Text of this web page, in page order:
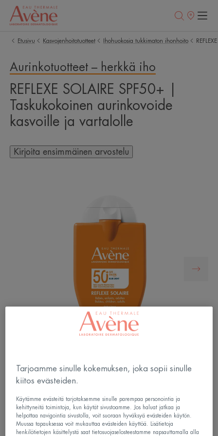
Myyntipisteet
Etusivu Kasvojenhoitotuotteet Ihohuokosia tukkimaton ihonhoito
Aurinkotuotteet – herkkä iho
REFLEXE SOLAIRE SPF50+ |
Taskukokoinen aurinkovoide
kasvoille ja vartalolle
Kirjoita ensimmäinen arvostelu
Erittäin korkea SPF50+ suoja UVA- ja UVB-säteitä
sekä auringon sinivaloa vastaan. Sopii herkimmälle
iholle, kasvoille ja vartalolle. Taskukokoinen.
Sopii lasten, vauvojen ja aikuisten herkälle iholle.
Tarjoamme sinulle kokemuksen, joka sopii sinulle
kiitos evästeiden.
Käytämme evästeitä tarjotaksemme sinulle parempaa personointia ja
kehittyneitä toimintoja, kun käytät sivustoamme. Jos haluat jatkaa ja
helpottaa navigointia sivustolla, voit suoraan hyväksyä evästeiden käytön.
Muussa tapauksessa voit mukauttaa evästeiden käyttöä. Lisätietoja
henkilötietojen käsittelystä saat tietosuojaselosteestamme napsauttamalla alla